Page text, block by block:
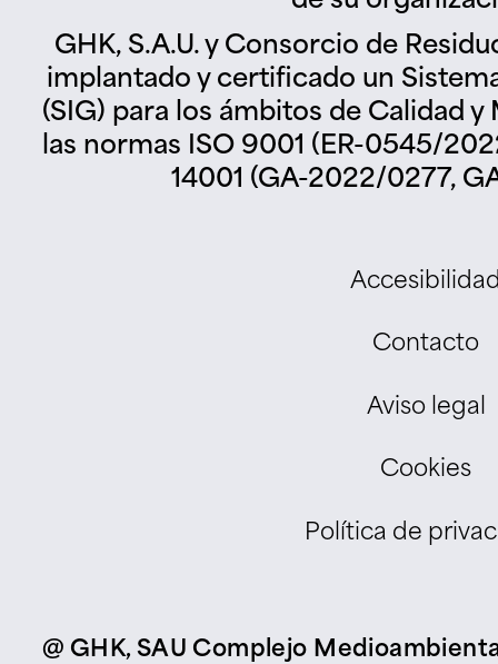
GHK, S.A.U. y Consorcio de
implantado y certificado un
(SIG) para los ámbitos de Calidad
las normas ISO 9001 (ER-0545/
14001 (GA-2022/0277,
Contacto
Aviso legal
Cookies
Política de
@ GHK, SAU Complejo